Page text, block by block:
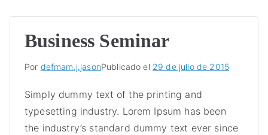
Business Seminar
Por defmam.j.jasonPublicado el 29 de julio de 2015
Simply dummy text of the printing and
typesetting industry. Lorem Ipsum has been
the industry’s standard dummy text ever since